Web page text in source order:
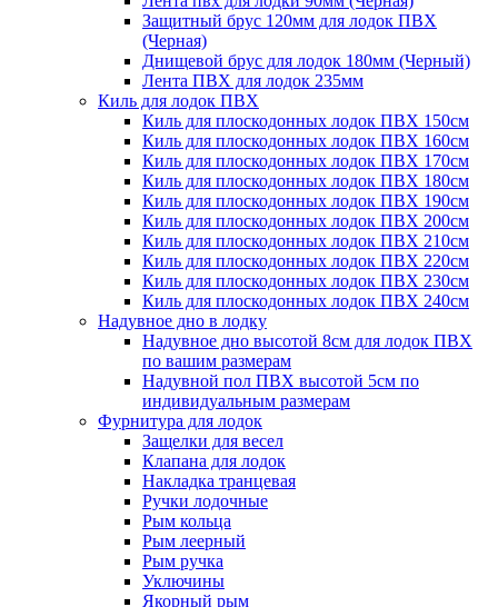
Защитный брус 120мм для лодок ПВХ
(Черная)
Днищевой брус для лодок 180мм (Черный)
Лента ПВХ для лодок 235мм
Киль для лодок ПВХ
Киль для плоскодонных лодок ПВХ 150см
Киль для плоскодонных лодок ПВХ 160см
Киль для плоскодонных лодок ПВХ 170см
Киль для плоскодонных лодок ПВХ 180см
Киль для плоскодонных лодок ПВХ 190см
Киль для плоскодонных лодок ПВХ 200см
Киль для плоскодонных лодок ПВХ 210см
Киль для плоскодонных лодок ПВХ 220см
Киль для плоскодонных лодок ПВХ 230см
Киль для плоскодонных лодок ПВХ 240см
Надувное дно в лодку
Надувное дно высотой 8см для лодок ПВХ
по вашим размерам
Надувной пол ПВХ высотой 5см по
индивидуальным размерам
Фурнитура для лодок
Защелки для весел
Клапана для лодок
Накладка транцевая
Ручки лодочные
Рым кольца
Рым леерный
Рым ручка
Уключины
Якорный рым